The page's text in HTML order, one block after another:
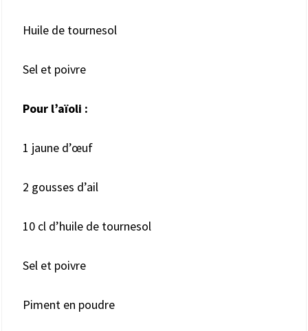
Huile de tournesol
Sel et poivre
Pour l’aïoli :
1 jaune d’œuf
2 gousses d’ail
10 cl d’huile de tournesol
Sel et poivre
Piment en poudre